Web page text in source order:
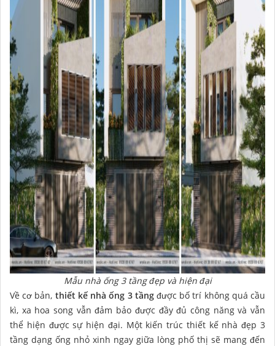
Mẫu nhà ống 3 tầng đẹp và hiện đại
Về cơ bản, thiết kế nhà ống 3 tầngđược bố trí không quá cầu
kì, xa hoa song vẫn đảm bảo được đầy đủ công năng và vẫn
thể hiện được sự hiện đại. Một kiến trúc thiết kế nhà đẹp 3
tầng dạng ống nhỏ xinh ngay giữa lòng phố thị sẽ mang đến